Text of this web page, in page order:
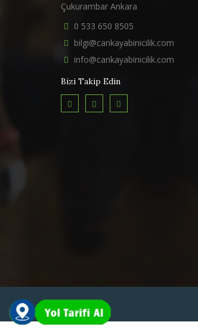
Çukurambar Ankara
0 533 650 8505
bilgi@cankayabinicilik.com
info@cankayabinicilik.com
Bizi Takip Edin